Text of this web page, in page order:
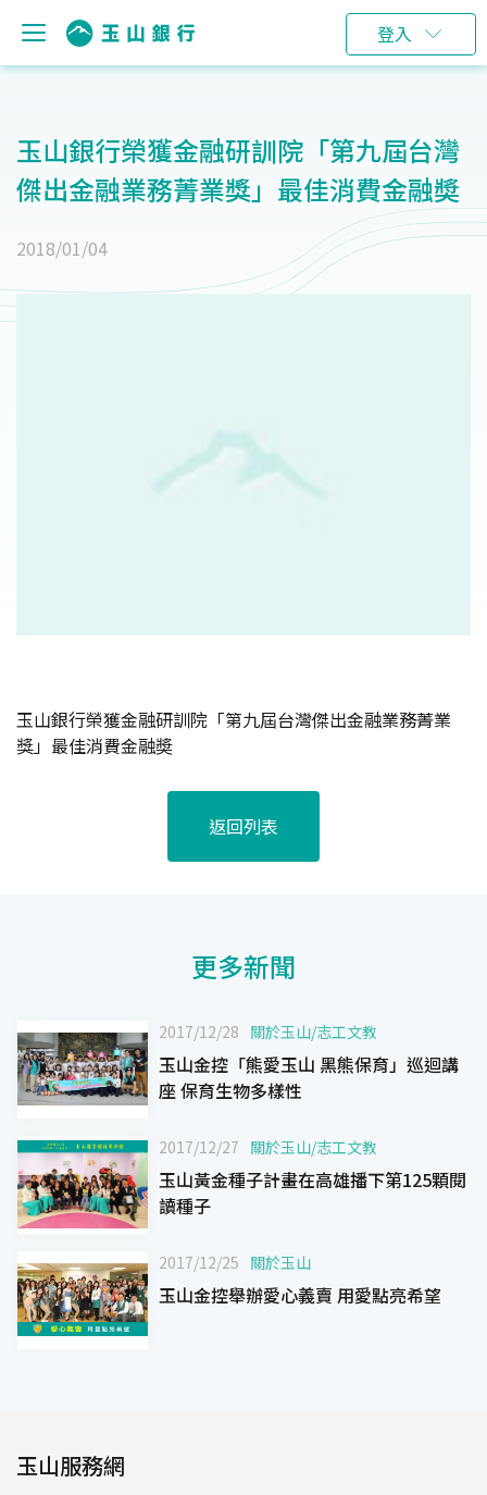
登入
玉山銀行榮獲金融研訓院「第九屆台灣
傑出金融業務菁業獎」最佳消費金融奬
2018/01/04
玉山銀行榮獲金融研訓院「第九屆台灣傑出金融業務菁業
獎」最佳消費金融奬
返回列表
更多新聞
2017/12/28 關於玉山/志工文教
玉山金控「熊愛玉山 黑熊保育」巡迴講
座 保育生物多樣性
2017/12/27 關於玉山/志工文教
玉山黃金種子計畫在高雄播下第125顆閱
讀種子
2017/12/25 關於玉山
玉山金控舉辦愛心義賣 用愛點亮希望
玉山服務網